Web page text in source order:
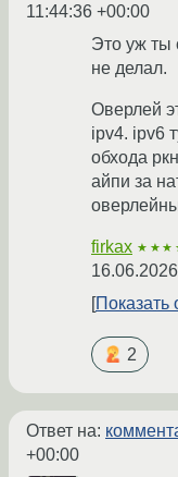
11:44:36 +00:00
Это уж ты
не делал.
Оверлей
ipv4. ipv6
обхода
айпи за
firkax
Показать
2
Ответ на:
+00:00